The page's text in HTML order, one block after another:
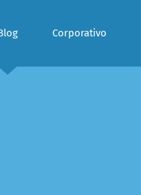
Corporativo